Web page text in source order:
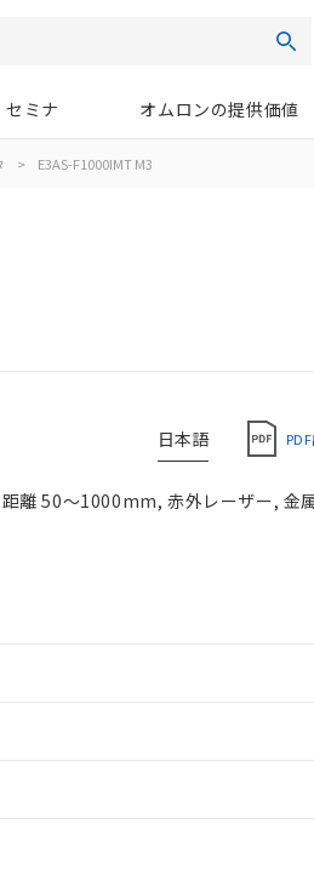
セミナ オムロンの提供価値
> E3AS-F1000IMT M3
日本語
離 50～1000mm, 赤外レーザー, 金